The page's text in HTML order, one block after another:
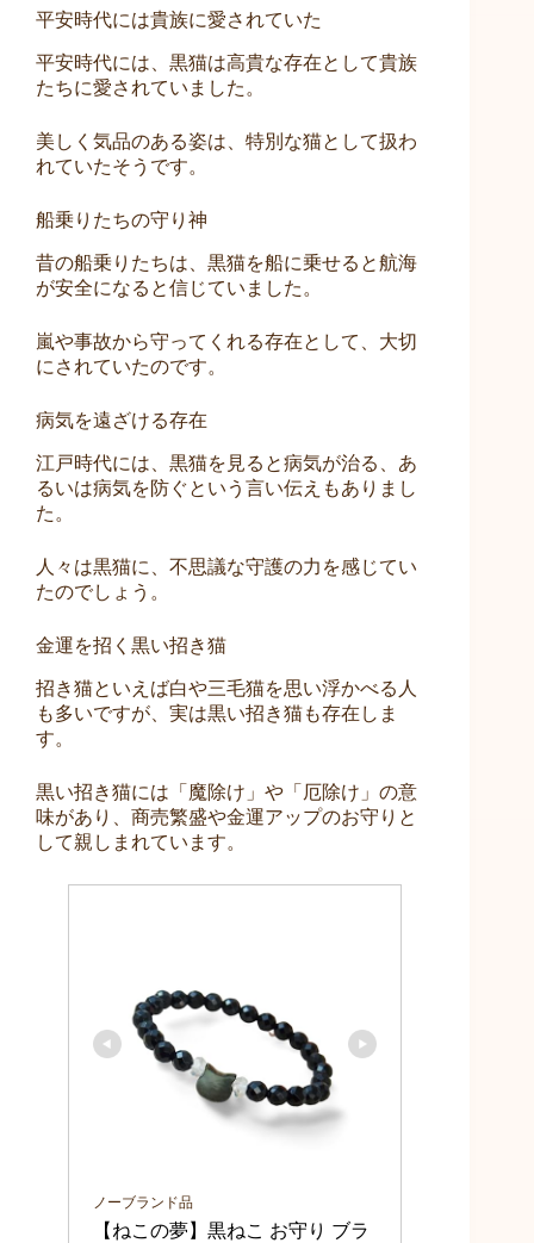
平安時代には貴族に愛されていた
平安時代には、黒猫は高貴な存在として貴族
たちに愛されていました。
美しく気品のある姿は、特別な猫として扱わ
れていたそうです。
船乗りたちの守り神
昔の船乗りたちは、黒猫を船に乗せると航海
が安全になると信じていました。
嵐や事故から守ってくれる存在として、大切
にされていたのです。
病気を遠ざける存在
江戸時代には、黒猫を見ると病気が治る、あ
るいは病気を防ぐという言い伝えもありまし
た。
人々は黒猫に、不思議な守護の力を感じてい
たのでしょう。
金運を招く黒い招き猫
招き猫といえば白や三毛猫を思い浮かべる人
も多いですが、実は黒い招き猫も存在しま
す。
黒い招き猫には「魔除け」や「厄除け」の意
味があり、商売繁盛や金運アップのお守りと
して親しまれています。
ノーブランド品
【ねこの夢】黒ねこ お守り ブラ